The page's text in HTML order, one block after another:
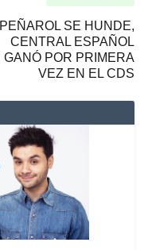
PEÑAROL SE HUNDE,
CENTRAL ESPAÑOL
GANÓ POR PRIMERA
VEZ EN EL CDS